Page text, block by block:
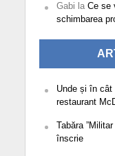
Gabi la Ce se
schimbarea
Unde și în
restaurant
Tabăra
înscrie